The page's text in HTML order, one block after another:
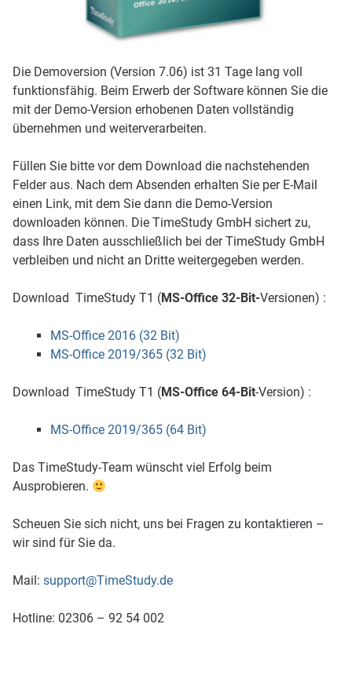
Die Demoversion (Version 7.06) ist 31 Tage lang voll
funktionsfähig. Beim Erwerb der Software können Sie die
mit der Demo-Version erhobenen Daten vollständig
übernehmen und weiterverarbeiten.
Füllen Sie bitte vor dem Download die nachstehenden
Felder aus. Nach dem Absenden erhalten Sie per E-Mail
einen Link, mit dem Sie dann die Demo-Version
downloaden können. Die TimeStudy GmbH sichert zu,
dass Ihre Daten ausschließlich bei der TimeStudy GmbH
verbleiben und nicht an Dritte weitergegeben werden.
Download TimeStudy T1 (MS-Office 32-Bit-Versionen) :
MS-Office 2016 (32 Bit)
MS-Office 2019/365 (32 Bit)
Download TimeStudy T1 (MS-Office 64-Bit-Version) :
MS-Office 2019/365 (64 Bit)
Das TimeStudy-Team wünscht viel Erfolg beim
Ausprobieren.
Scheuen Sie sich nicht, uns bei Fragen zu kontaktieren –
wir sind für Sie da.
Mail: support@TimeStudy.de
Hotline: 02306 – 92 54 002